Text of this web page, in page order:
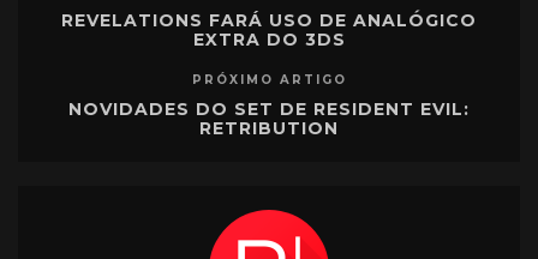
REVELATIONS FARÁ USO DE ANALÓGICO
EXTRA DO 3DS
PRÓXIMO ARTIGO
NOVIDADES DO SET DE RESIDENT EVIL:
RETRIBUTION